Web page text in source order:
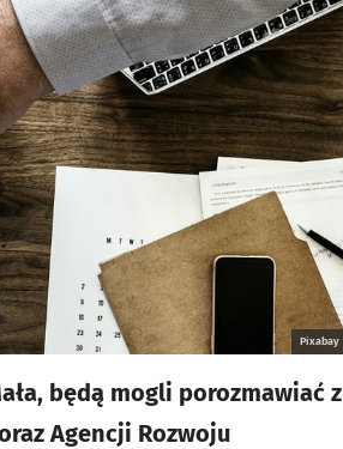
Pixabay
będą mogli porozmawiać z
Agencji Rozwoju